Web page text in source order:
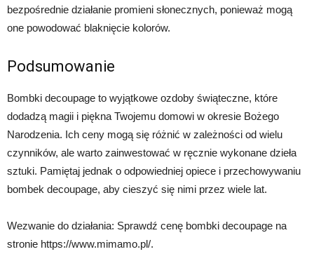
bezpośrednie działanie promieni słonecznych, ponieważ mogą
one powodować blaknięcie kolorów.
Podsumowanie
Bombki decoupage to wyjątkowe ozdoby świąteczne, które
dodadzą magii i piękna Twojemu domowi w okresie Bożego
Narodzenia. Ich ceny mogą się różnić w zależności od wielu
czynników, ale warto zainwestować w ręcznie wykonane dzieła
sztuki. Pamiętaj jednak o odpowiedniej opiece i przechowywaniu
bombek decoupage, aby cieszyć się nimi przez wiele lat.
Wezwanie do działania: Sprawdź cenę bombki decoupage na
stronie https://www.mimamo.pl/.